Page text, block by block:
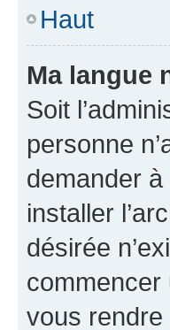
Haut
Ma langue
Soit
personne
demander à
installer
désirée
commencer
vous